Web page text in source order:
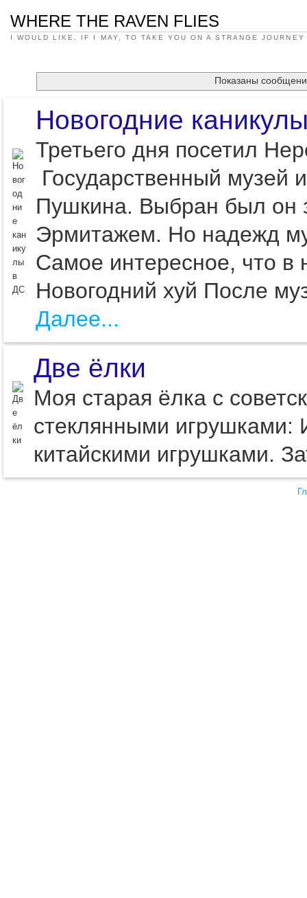
WHERE THE RAVEN FLIES
I WOULD LIKE, IF I MAY, TO TAKE YOU ON A STRANGE JOURNEY
Показаны
Новогодние
Третьего дня посетил
Государственный музей
Пушкина. Выбран был он
Эрмитажем. Но надежд
Самое интересное, что в
Новогодний хуй После
Далее...
Две ёлки
Моя старая ёлка с
стеклянными игрушками:
китайскими игрушками.